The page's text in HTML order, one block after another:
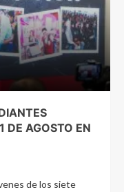
DE AGOSTO EN
de los siete